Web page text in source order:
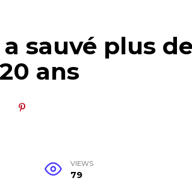
sauvé plus
ans
VIEWS
79